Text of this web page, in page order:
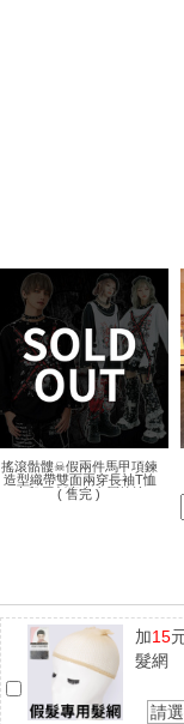
搖滾骷髏☠假兩件馬甲項鍊
造型織帶雙面兩穿長袖T恤
吉兒原創龐克金屬搖滾
( 售完 )
加15
髮網
請